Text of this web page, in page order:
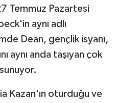
Temmuz Pazartesi
aynı adlı
Dean, gençlik isyanı,
aynı anda taşıyan çok
Kazan'ın oturduğu ve